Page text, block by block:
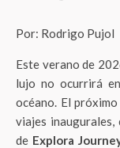
Por: Rodrigo Pujol
Este verano de
lujo no ocurrirá
océano. El
viajes
de Explora